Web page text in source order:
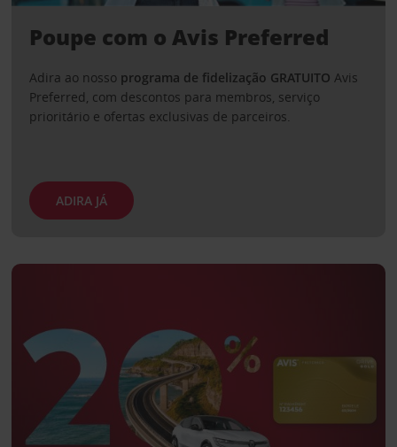
Poupe com o Avis Preferred
Adira ao nosso programa de fidelização GRATUITO Avis
Preferred, com descontos para membros, serviço
prioritário e ofertas exclusivas de parceiros.
ADIRA JÁ